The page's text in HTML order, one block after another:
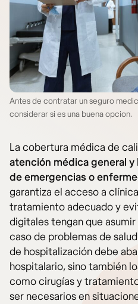
Antes de contratar un seguro
considerar si es una buena opcion.
La cobertura médica de
atención médica general
de emergencias o
garantiza el acceso a
tratamiento adecuado y
digitales tengan que
caso de problemas de
de hospitalización debe
hospitalario, sino también
como cirugías y
ser necesarios en